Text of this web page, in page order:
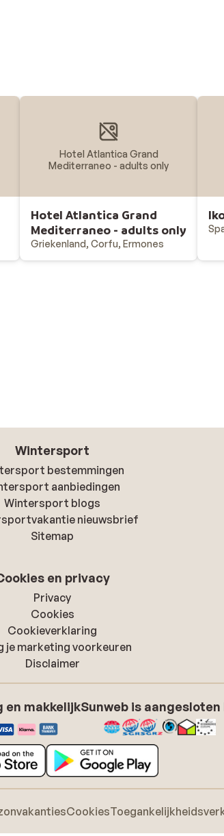
Hotel Atlantica Grand
Mediterraneo - adults only
Hotel Atlantica Grand
Mediterraneo - adults only
Griekenland, Corfu, Ermones
Wintersport
bestemmingen
aanbiedingen
Wintersport blogs
nieuwsbrief
Sitemap
en privacy
Privacy
Cookies
Cookieverklaring
je marketing voorkeuren
Disclaimer
en makkelijkSunweb is aangesloten
Cookies